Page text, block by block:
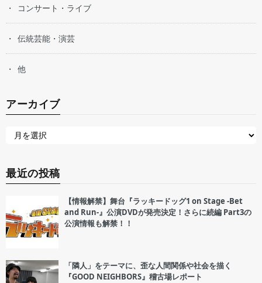
コンサート・ライブ
伝統芸能・演芸
他
アーカイブ
最近の投稿
【情報解禁】舞台『ラッキードッグ1 on Stage -Bet
and Run-』公演DVDが発売決定！さらに続編 Part3の
公演情報も解禁！！
「隣人」をテーマに、歪な人間関係や社会を描く
『GOOD NEIGHBORS』稽古場レポート